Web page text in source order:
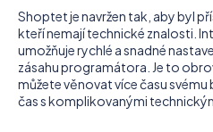
Shoptet je navržen tak, aby byl
kteří nemají technické znalosti.
umožňuje rychlé a snadné
zásahu programátora. Je to
můžete věnovat více času
čas s komplikovanými